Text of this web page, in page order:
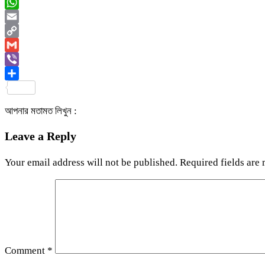
WhatsApp
Email
Copy
Link
Gmail
Viber
আপনার মতামত লিখুন :
Leave a Reply
Your email address will not be published. Required fields are
Comment *